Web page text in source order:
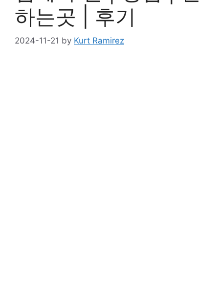
하는곳 | 후기
2024-11-21 by Kurt Ramirez